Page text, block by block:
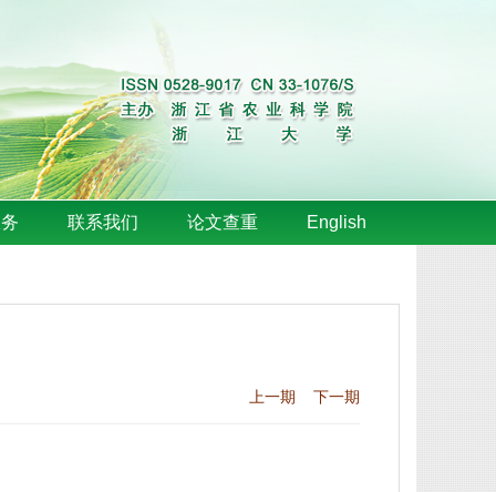
联系我们 论文查重 English
上一期 下一期